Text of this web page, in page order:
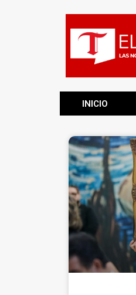
INICIO